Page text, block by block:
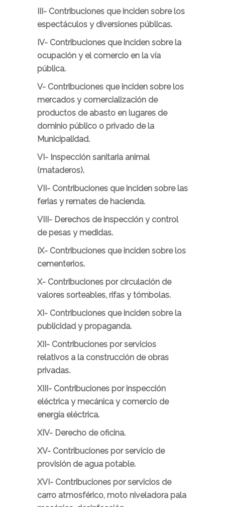
III- Contribuciones que inciden sobre los
espectáculos y diversiones públicas.
IV- Contribuciones que inciden sobre la
ocupación y el comercio en la vía
pública.
V- Contribuciones que inciden sobre los
mercados y comercialización de
productos de abasto en lugares de
dominio público o privado de la
Municipalidad.
VI- Inspección sanitaria animal
(mataderos).
VII- Contribuciones que inciden sobre las
ferias y remates de hacienda.
VIII- Derechos de inspección y control
de pesas y medidas.
IX- Contribuciones que inciden sobre los
cementerios.
X- Contribuciones por circulación de
valores sorteables, rifas y tómbolas.
XI- Contribuciones que inciden sobre la
publicidad y propaganda.
XII- Contribuciones por servicios
relativos a la construcción de obras
privadas.
XIII- Contribuciones por inspección
eléctrica y mecánica y comercio de
energía eléctrica.
XIV- Derecho de oficina.
XV- Contribuciones por servicio de
provisión de agua potable.
XVI- Contribuciones por servicios de
carro atmosférico, moto niveladora pala